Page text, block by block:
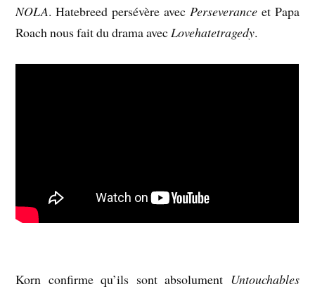
NOLA. Hatebreed persévère avec Perseverance et Papa
Roach nous fait du drama avecLovehatetragedy.
Korn confirme qu’ils sont absolument Untouchables